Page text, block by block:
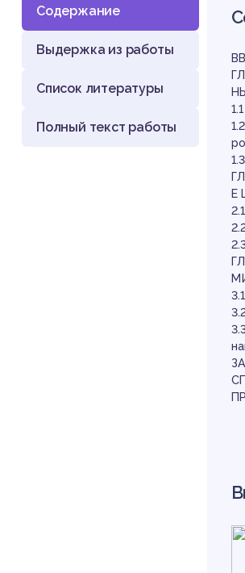
Содержание
Выдержка из работы
Список литературы
Полный текст работы
Е